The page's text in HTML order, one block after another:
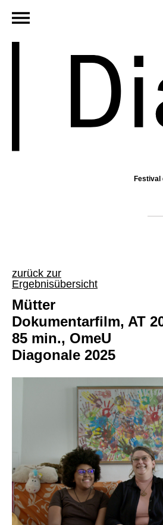
zurück zur
Ergebnisübersicht
Mütter
Dokumentarfilm, AT
85 min., OmeU
Diagonale 2025